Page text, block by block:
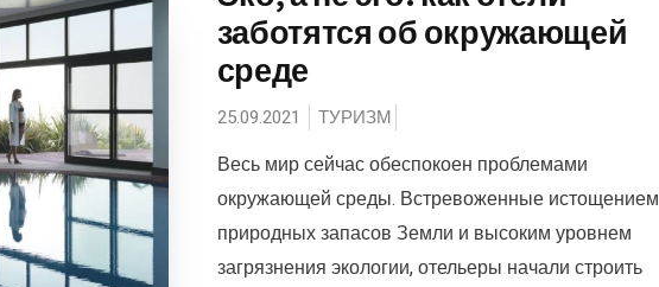
заботятся об окружающей
среде
25.09.2021 ТУРИЗМ
Весь мир сейчас обеспокоен проблемами
окружающей среды. Встревоженные истощением
природных запасов Земли и высоким уровнем
загрязнения экологии, отельеры начали строить